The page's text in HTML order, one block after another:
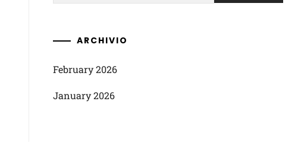
ARCHIVIO
February 2026
January 2026